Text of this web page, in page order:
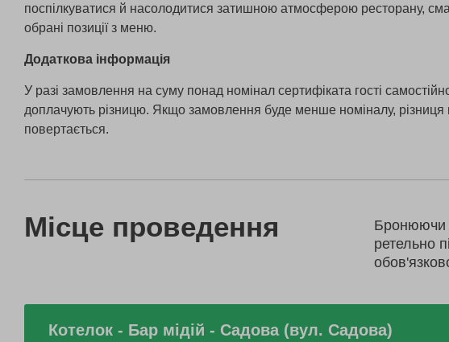
поспілкуватися й насолодитися затишною атмосферою ресторану,
обрані позиції з меню.
Додаткова інформація
У разі замовлення на суму понад номінал сертифіката гості
доплачують різницю. Якщо замовлення буде менше номіналу, різниця
повертається.
Місце проведення
Бронюючи
ретельно
Котелок - Бар мідій - Садова (вул. Садова)